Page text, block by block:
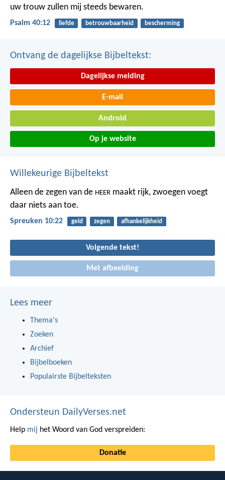
uw trouw zullen mij steeds bewaren.
Psalm 40:12 liefde betrouwbaarheid bescherming
Ontvang de dagelijkse Bijbeltekst:
Dagelijkse melding
E-mail
Android
Op je website
Willekeurige Bijbeltekst
Alleen de zegen van de HEER maakt rijk, zwoegen voegt
daar niets aan toe.
Spreuken 10:22 geld zegen afhankelijkheid
Volgende tekst!
Met afbeelding
Lees meer
Thema's
Zoeken
Archief
Bijbelboeken
Populairste Bijbelteksten
Ondersteun DailyVerses.net
Help mij het Woord van God verspreiden:
Donatie